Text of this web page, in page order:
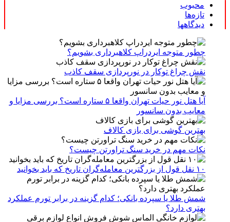
محبوب
تازه‌ها
دیدگاهها
چطور متوجه ایردراپ کلاهبرداری بشویم؟
نقش چراغ توکار در نورپردازی سقف کاذب
آیا هتل نور حیات تهران واقعا ۵ ستاره است؟ بررسی مزایا و
معایب بدون سانسور
بهترین گوشی برای بازی کالاف
نکات مهم در خرید سنگ تراورتن چیست؟
۱۰ نقل قول از بزرگترین معامله‌گران تاریخ که باید بخوانید
شمش طلا یا سپرده بانکی؛ کدام گزینه در برابر تورم عملکرد
بهتری دارد؟